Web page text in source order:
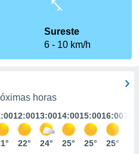
Sureste
6
10 km/h
horas
12:00
22°
13:00
24°
14:00
25°
15:00
25°
16:00
25°